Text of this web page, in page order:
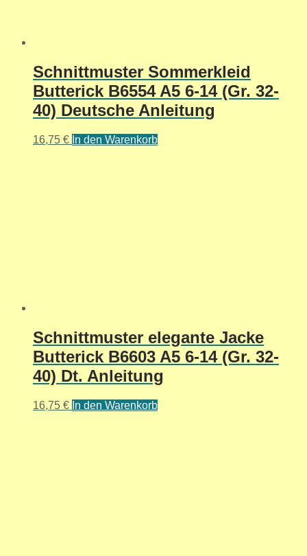
Schnittmuster Sommerkleid
Butterick B6554 A5 6-14 (Gr. 32-
40) Deutsche Anleitung
16,75 € In den Warenkorb
Schnittmuster elegante Jacke
Butterick B6603 A5 6-14 (Gr. 32-
40) Dt. Anleitung
16,75 € In den Warenkorb